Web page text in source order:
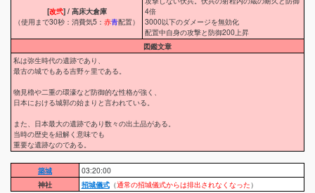
[改弐] / 高床大倉庫
（使用まで30秒：消費気5： 赤青配置）
4倍
3000以下のダメージを無効化
配置中自身の攻撃と防御200上昇
図鑑文章
私は弥生時代の遺跡であり、
最古の城でもある吉野ヶ里である。
物見櫓や二重の環濠など防御的な性格が強く、
日本における城郭の始まりと言われている。
また、日本最大の遺跡であり数々の出土品がある。
当時の歴史を紐解く意味でも
重要な遺跡なのである。
築城
03:20:00
神社
招城儀式（通常の招城儀式からは排出されなくなった）